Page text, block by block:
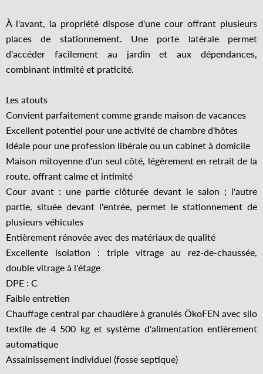
À l'avant, la propriété dispose d'une cour offrant plusieurs
places de stationnement. Une porte latérale permet
d'accéder facilement au jardin et aux dépendances,
combinant intimité et praticité.
Les atouts
Convient parfaitement comme grande maison de vacances
Excellent potentiel pour une activité de chambre d'hôtes
Idéale pour une profession libérale ou un cabinet à domicile
Maison mitoyenne d'un seul côté, légèrement en retrait de la
route, offrant calme et intimité
Cour avant : une partie clôturée devant le salon ; l'autre
partie, située devant l'entrée, permet le stationnement de
plusieurs véhicules
Entièrement rénovée avec des matériaux de qualité
Excellente isolation : triple vitrage au rez-de-chaussée,
double vitrage à l'étage
DPE : C
Faible entretien
Chauffage central par chaudière à granulés ÖkoFEN avec silo
textile de 4 500 kg et système d'alimentation entièrement
automatique
Assainissement individuel (fosse septique)